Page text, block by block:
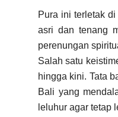
Pura ini terletak di
asri dan tenang
perenungan
Salah satu
hingga kini. Tata
Bali yang
leluhur agar tetap